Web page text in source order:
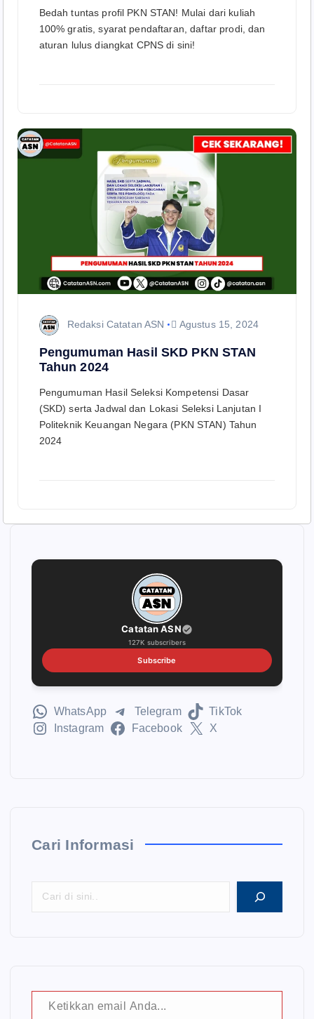
Bedah tuntas profil PKN STAN! Mulai dari kuliah
100% gratis, syarat pendaftaran, daftar prodi, dan
aturan lulus diangkat CPNS di sini!
Redaksi Catatan ASN Agustus 15, 2024
Pengumuman Hasil SKD PKN STAN
Tahun 2024
Pengumuman Hasil Seleksi Kompetensi Dasar
(SKD) serta Jadwal dan Lokasi Seleksi Lanjutan I
Politeknik Keuangan Negara (PKN STAN) Tahun
2024
Catatan ASN
127K subscribers
Subscribe
WhatsApp Telegram
TikTok
Instagram
Facebook X
Cari Informasi
Ketikkan email Anda...